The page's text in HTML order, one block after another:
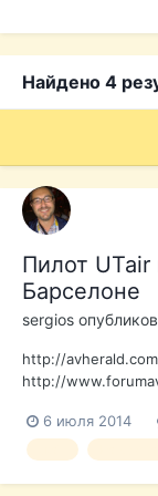
Найдено 4
Пилот
Барселоне
sergios
http://
http://
6 июля 2014